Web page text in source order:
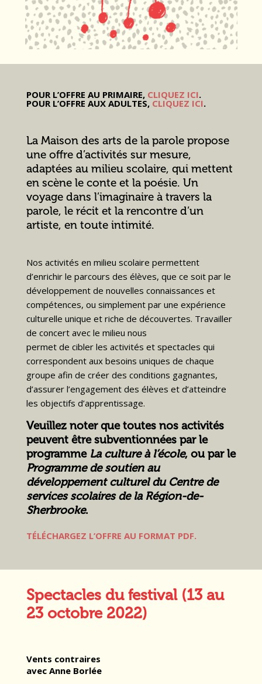
POUR L’OFFRE AU PRIMAIRE,CLIQUEZ ICI.
POUR L’OFFRE AUX ADULTES, CLIQUEZ ICI.
La Maison des arts de la parole propose
une offre d’activités sur mesure,
adaptées au milieu scolaire, qui mettent
en scène le conte et la poésie. Un
voyage dans l’imaginaire à travers la
parole, le récit et la rencontre d’un
artiste, en toute intimité.
Nos activités en milieu scolaire permettent
d’enrichir le parcours des élèves, que ce soit par le
développement de nouvelles connaissances et
compétences, ou simplement par une expérience
culturelle unique et riche de découvertes. Travailler
de concert avec le milieu nous
permet de cibler les activités et spectacles qui
correspondent aux besoins uniques de chaque
groupe afin de créer des conditions gagnantes,
d’assurer l’engagement des élèves et d’atteindre
les objectifs d’apprentissage.
Veuillez noter que toutes nos activités
peuvent être subventionnées par le
programme La culture à l’école, ou par le
Programme de soutien au
développement culturel du Centre de
services scolaires de la Région-de-
Sherbrooke.
TÉLÉCHARGEZ L’OFFRE AU FORMAT PDF.
Spectacles du festival (13 au
23 octobre 2022)
Vents contraires
avec Anne Borlée